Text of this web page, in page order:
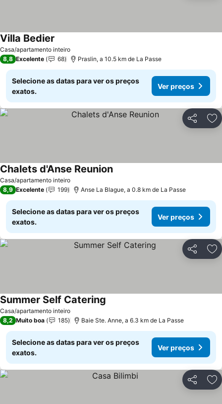
Casa/apartamento inteiro
Villa Bedier
8,8 Excelente 68 Praslin, a 10.5 km de La Passe
Selecione as datas para ver os preços
exatos.
Ver preços
Partilhar
Casa/apartamento inteiro
Chalets d'Anse Reunion
8,9 Excelente 199 Anse La Blague, a 0.8 km de La Passe
Selecione as datas para ver os preços
exatos.
Ver preços
Partilhar
Casa/apartamento inteiro
Summer Self Catering
8,2 Muito boa 185 Baie Ste. Anne, a 6.3 km de La Passe
Selecione as datas para ver os preços
exatos.
Ver preços
Partilhar